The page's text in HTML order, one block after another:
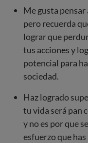
Me gusta
pero recuerda
lograr que
tus acciones y
potencial para
sociedad.
Haz logrado
tu vida será pan
y no es por que
esfuerzo que